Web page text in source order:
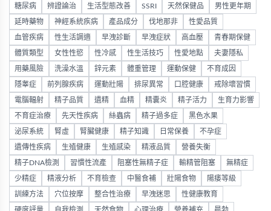
糖尿病 辨證論治 生活型態改善 SSRI 天然保健品 男性更年期
延時藥物 神經系統疾病 產品成分 伐地那非 性愛品質
血管疾病 性生活調適 早洩診斷 早洩症狀 高血壓 青春期保健
體質類型 女性性慾 性冷感 性生活技巧 性愛地點 夫妻隱私
用藥風險 洗澡水溫 鋅元素 體重管理 運動保健 不育成因
隱睾症 前列腺疾病 運動壯陽 排尿異常 口腔健康 戒除壞習慣
電腦輻射 精子品質 遺精 血精 精囊炎 精子活力 生育力影響
不育症治療 先天性疾病 絲蟲病 精子過多症 黑色水果
泌尿系統 腎虛 腎臟健康 精子知識 日常保養 不孕症
遺傳性疾病 生殖健康 生殖感染 精液品質 營養失衡
精子DNA檢測 習慣性流產 阻塞性無精子症 輸精管阻塞 無精症
少精症 精液分析 不育檢查 中醫食補 壯陽食物 陽痿等級
訓練方法 穴位按摩 整合性治療 早洩迷思 性健康教育